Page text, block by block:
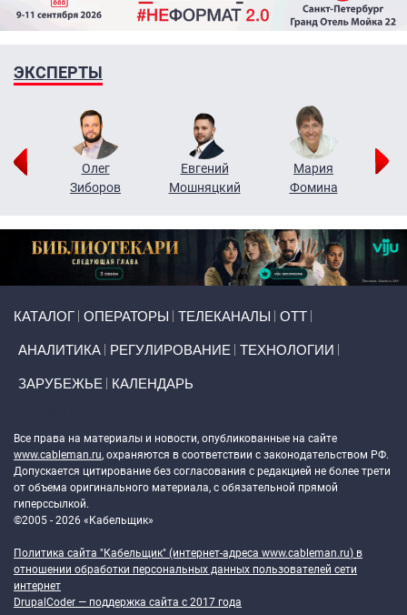
ЭКСПЕРТЫ
Олег
Зиборов
Евгений
Мошняцкий
Мария
Фомина
КАТАЛОГ ОПЕРАТОРЫ ТЕЛЕКАНАЛЫ ОТТ
АНАЛИТИКА РЕГУЛИРОВАНИЕ ТЕХНОЛОГИИ
ЗАРУБЕЖЬЕ КАЛЕНДАРЬ
Все права на материалы и новости, опубликованные на сайте
www.cableman.ru, охраняются в соответствии с законодательством РФ.
Допускается цитирование без согласования с редакцией не более трети
от объема оригинального материала, с обязательной прямой
гиперссылкой.
©2005 - 2026 «Кабельщик»
Политика сайта "Кабельщик" (интернет-адреса www.cableman.ru) в
отношении обработки персональных данных пользователей сети
интернет
DrupalCoder — поддержка сайта c 2017 года